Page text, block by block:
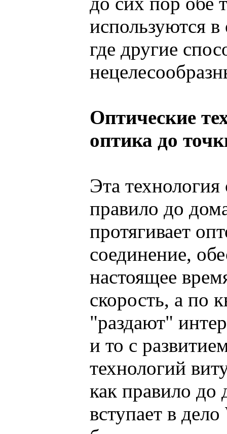
используются
где другие
Оптические
оптика до
Эта
правило до
протягивает
соединение,
настоящее
скорость, а по
"раздают"
и то с
технологий
как правило до
вступает в